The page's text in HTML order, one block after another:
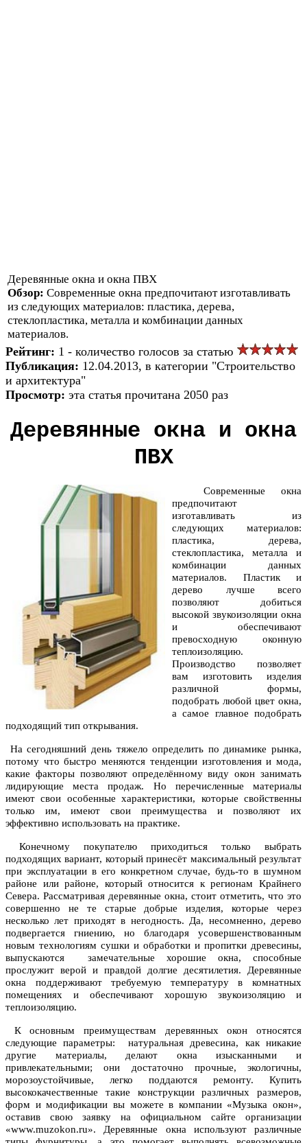
Деревянные окна и окна ПВХ
Обзор: Современные окна предпочитают изготавливать
из следующих материалов: пластика, дерева,
стеклопластика, металла и комбинации данных
материалов.
Рейтинг: 1 - количество голосов за статью
Публикация: 12.04.2013, в категории "Строительство
и архитектура"
Просмотр: эта статья прочитана 2050 раз
Деревянные окна и окна
ПВХ
Современные окна
предпочитают
изготавливать из
следующих материалов:
пластика, дерева,
стеклопластика, металла и
комбинации данных
материалов. Пластик и
дерево лучше всего
позволяют добиться
высокой звукоизоляции окна
и обеспечивают
превосходную оконную
теплоизоляцию.
Производство позволяет
вам изготовить изделия
различной формы,
подобрать любой цвет окна,
а самое главное подобрать
подходящий тип открывания.
На сегодняшний день тяжело определить по динамике рынка,
потому что быстро меняются тенденции изготовления и мода,
какие факторы позволяют определённому виду окон занимать
лидирующие места продаж. Но перечисленные материалы
имеют свои особенные характеристики, которые свойственны
только им, имеют свои преимущества и позволяют их
эффективно использовать на практике.
Конечному покупателю приходиться только выбрать
подходящих вариант, который принесёт максимальный результат
при эксплуатации в его конкретном случае, будь-то в шумном
районе или районе, который относится к регионам Крайнего
Севера. Рассматривая деревянные окна, стоит отметить, что это
совершенно не те старые добрые изделия, которые через
несколько лет приходят в негодность. Да, несомненно, дерево
подвергается гниению, но благодаря усовершенствованным
новым технологиям сушки и обработки и пропитки древесины,
выпускаются замечательные хорошие окна, способные
прослужит верой и правдой долгие десятилетия. Деревянные
окна поддерживают требуемую температуру в комнатных
помещениях и обеспечивают хорошую звукоизоляцию и
теплоизоляцию.
К основным преимуществам деревянных окон относятся
следующие параметры: натуральная древесина, как никакие
другие материалы, делают окна изысканными и
привлекательными; они достаточно прочные, экологичны,
морозоустойчивые, легко поддаются ремонту. Купить
высококачественные такие конструкции различных размеров,
форм и модификации вы можете в компании «Музыка окон»,
оставив свою заявку на официальном сайте организации
«www.muzokon.ru». Деревянные окна используют различные